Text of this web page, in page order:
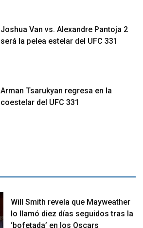
Joshua Van vs. Alexandre Pantoja 2
será la pelea estelar del UFC 331
Arman Tsarukyan regresa en la
coestelar del UFC 331
Will Smith revela que Mayweather
lo llamó diez días seguidos tras la
‘bofetada’ en los Oscars